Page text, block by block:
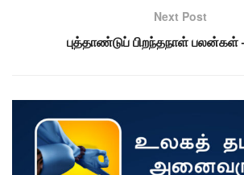
Next Post
புத்தாண்டுப் பிறந்தநாள் பலன்கள்